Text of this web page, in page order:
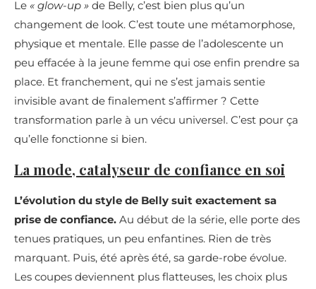
Le « glow-up » de Belly, c’est bien plus qu’un
changement de look. C’est toute une métamorphose,
physique et mentale. Elle passe de l’adolescente un
peu effacée à la jeune femme qui ose enfin prendre sa
place. Et franchement, qui ne s’est jamais sentie
invisible avant de finalement s’affirmer ? Cette
transformation parle à un vécu universel. C’est pour ça
qu’elle fonctionne si bien.
La mode, catalyseur de confiance en soi
L’évolution du style de Belly suit exactement sa
prise de confiance. Au début de la série, elle porte des
tenues pratiques, un peu enfantines. Rien de très
marquant. Puis, été après été, sa garde-robe évolue.
Les coupes deviennent plus flatteuses, les choix plus